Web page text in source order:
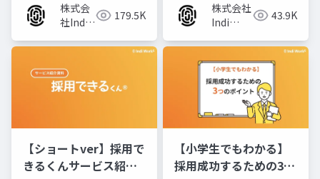
株式会
社Indi
179.5K
株式会社
Indi
43.9K
【ショートver】採用で
きるくんサービス紹介
【小学生でもわかる】
採用成功するための3つ